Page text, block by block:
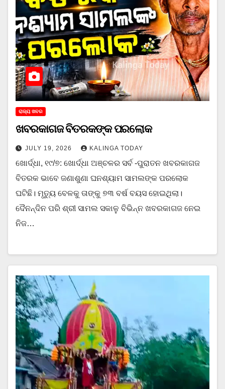
ରାଜ୍ୟ ଖବର
ଖବରକାଗଜ ବିତରକଙ୍କ ପରଲୋକ
JULY 19, 2026 KALINGA TODAY
ଖୋର୍ଦ୍ଧା, ୧୯/୭: ଖୋର୍ଦ୍ଧା ଅଞ୍ଚଳର ସର୍ବ -ପୁରାତନ ଖବରକାଗଜ
ବିତରକ ଭାବେ ଜଣାଶୁଣା ଘନଶ୍ୟାମ ସାମଲଙ୍କ ପରଲୋକ
ଘଟିଛି। ମୃତ୍ୟୁ ବେଳକୁ ତାଙ୍କୁ ୭୩ ବର୍ଷ ବୟସ ହୋଇଥିଲା।
ଦୈନନ୍ଦିନ ପରି ଶ୍ରୀ ସାମଲ ସକାଳୁ ବିଭିନ୍ନ ଖବରକାଗଜ ନେଇ
ନିଜ…